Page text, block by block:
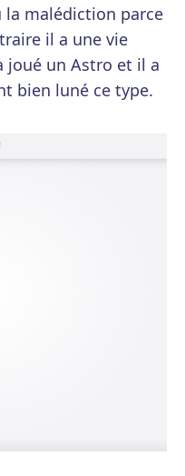
la malédiction parce
il a une vie
joué un Astro et il a
bien luné ce type.